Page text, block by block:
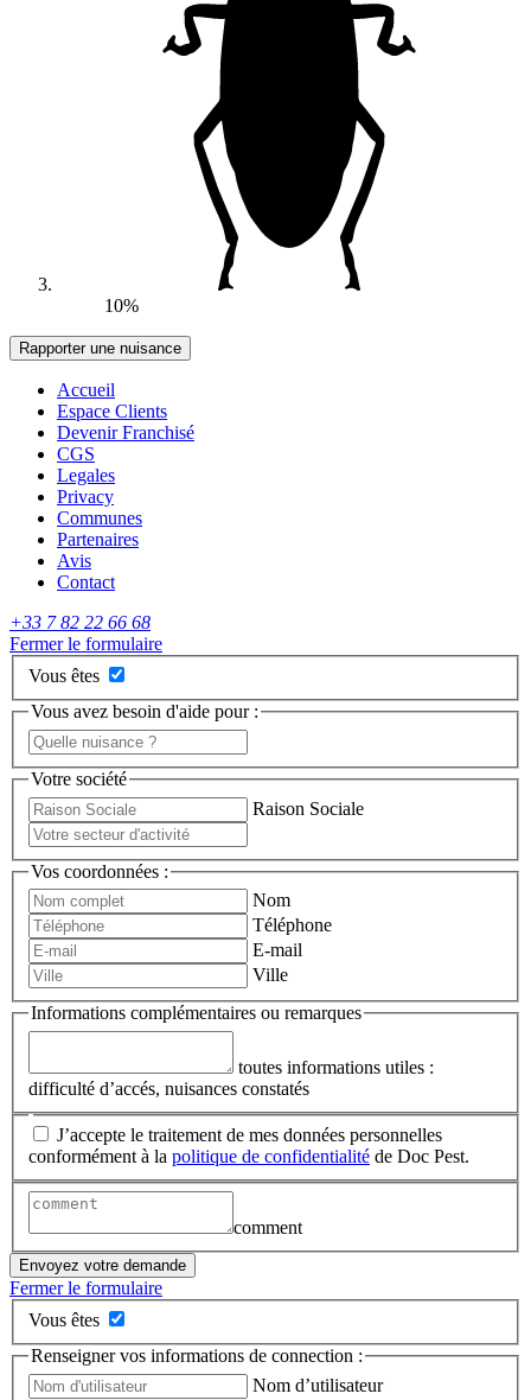
10%
Accueil
Espace Clients
Devenir Franchisé
CGS
Legales
Privacy
Communes
Partenaires
Avis
Contact
+33 7 82 22 66 68
Fermer le formulaire
Vous êtes
Vous avez besoin d'aide pour :
Votre société
Raison Sociale
Vos coordonnées :
Nom
Téléphone
E-mail
Ville
Informations complémentaires ou remarques
toutes informations utiles :
difficulté d’accés, nuisances constatés
J’accepte le traitement de mes données personnelles
conformément à la politique de confidentialité de Doc Pest.
comment
Envoyez votre demande
Fermer le formulaire
Vous êtes
Renseigner vos informations de connection :
Nom d’utilisateur